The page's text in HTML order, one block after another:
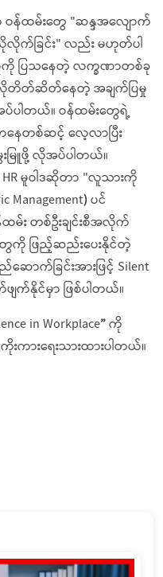
ဝန်ထမ်းတွေ "ဆန္ဒအလျောက်
က်ခြင်း" လည်း မဟုတ်ပါ
ကို ပြသနေတဲ့ လက္ခဏာတစ်ခု
လိုတိတ်ဆိတ်နေတဲ့ အချက်ပြမှု
ပါတယ်။ ဝန်ထမ်းတွေရဲ့
တစ်ဆင့် လေ့လာပြီး
ြူဖို့ လိုအပ်ပါတယ်။
မူဝါဒဆိုတာ "လူသားကို
Management)ပင်
ထမ်း တစ်ဦးချင်းစီအလိုက်
ကို ဖြည့်ဆည်းပေးနိုင်တဲ့
ာက်ခြင်းအားဖြင့် Silent
က်နိုင်မှာ ဖြစ်ပါတယ်။
in Workplace”ကို
ကားရေးသားထားပါတယ်။